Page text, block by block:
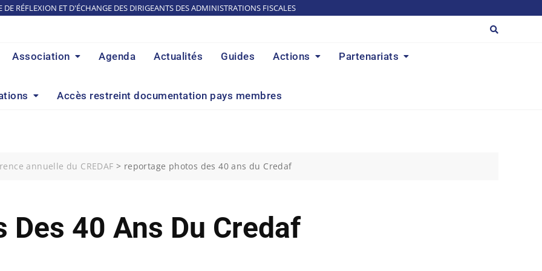
DE RÉFLEXION ET D'ÉCHANGE DES DIRIGEANTS DES ADMINISTRATIONS FISCALES
Association Agenda Actualités Guides Actions Partenariats
Accès restreint documentation pays membres
annuelle du CREDAF > reportage photos des 40 ans du Credaf
Des 40 Ans Du Credaf